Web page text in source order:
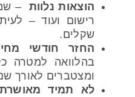
הוצאות נלוות –
רישום ועוד –
שקלים.
החזר חודשי
בהלוואה למטרה
ומצטברים לאורך
לא תמיד מאושרת